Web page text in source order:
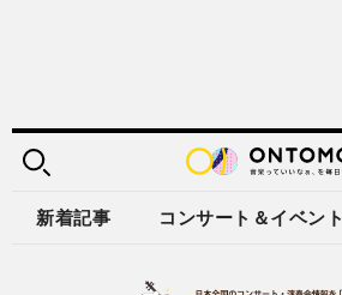
新着記事 コンサート＆イベント